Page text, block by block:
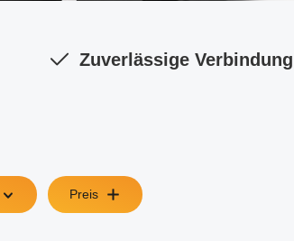
Zuverlässige Verbindung
Preis